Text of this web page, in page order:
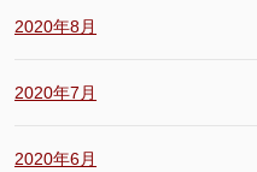
2020年8月
2020年7月
2020年6月